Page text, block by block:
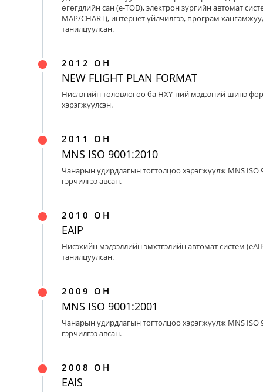
өгөгдлийн сан (e-TOD), электрон зургийн автомат
MAP/CHART), интернет үйлчилгээ, програм
танилцуулсан.
2012 ОН
NEW FLIGHT PLAN FORMAT
Нислэгийн төлөвлөгөө ба НХҮ-ний мэдээний шинэ
хэрэгжүүлсэн.
2011 ОН
MNS ISO 9001:2010
Чанарын удирдлагын тогтолцоо хэрэгжүүлж MNS ISO
гэрчилгээ авсан.
2010 ОН
EAIP
Нисэхийн мэдээллийн эмхтгэлийн автомат систем
танилцуулсан.
2009 ОН
MNS ISO 9001:2001
Чанарын удирдлагын тогтолцоо хэрэгжүүлж MNS ISO
гэрчилгээ авсан.
2008 ОН
EAIS